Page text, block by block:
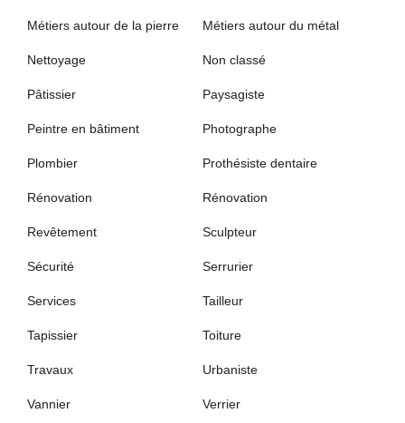
Métiers autour de la pierre Métiers autour du métal
Nettoyage Non classé
Pâtissier Paysagiste
Peintre en bâtiment Photographe
Plombier Prothésiste dentaire
Rénovation Rénovation
Revêtement Sculpteur
Sécurité Serrurier
Services Tailleur
Tapissier Toiture
Travaux Urbaniste
Vannier Verrier